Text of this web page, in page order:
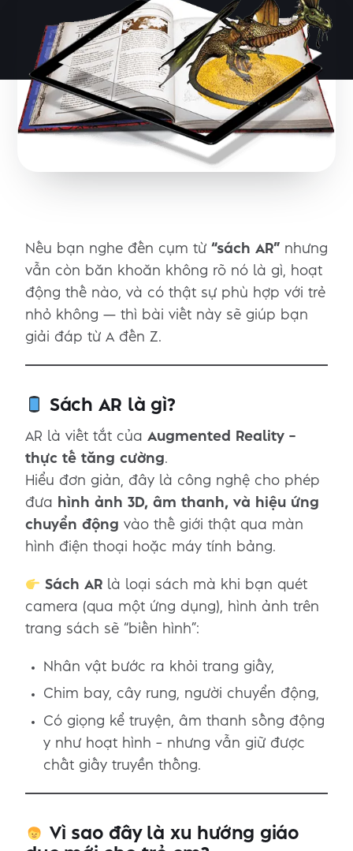
Nếu bạn nghe đến cụm từ “sách AR” nhưng
vẫn còn băn khoăn không rõ nó là gì, hoạt
động thế nào, và có thật sự phù hợp với trẻ
nhỏ không — thì bài viết này sẽ giúp bạn
giải đáp từ A đến Z.
Sách AR là gì?
AR là viết tắt của Augmented Reality –
thực tế tăng cường.
Hiểu đơn giản, đây là công nghệ cho phép
đưa
hình ảnh 3D, âm thanh, và hiệu ứng
chuyển động vào thế giới thật qua màn
hình điện thoại hoặc máy tính bảng.
Sách ARlà loại sách mà khi bạn quét
camera (qua một ứng dụng), hình ảnh trên
trang sách sẽ “biến hình”:
Nhân vật bước ra khỏi trang giấy,
Chim bay, cây rung, người chuyển động,
Có giọng kể truyện, âm thanh sống động
y như hoạt hình – nhưng vẫn giữ được
chất giấy truyền thống.
Vì sao đây là xu hướng giáo